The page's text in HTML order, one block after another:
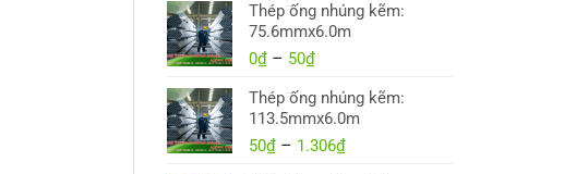
từ
0₫
đến
Thép ống nhúng kẽm:
75.6mmx6.0m
0₫ – 50₫Khoảng
từ
0₫
đến
Thép ống nhúng kẽm:
113.5mmx6.0m
50₫ – 1.306₫Khoảng